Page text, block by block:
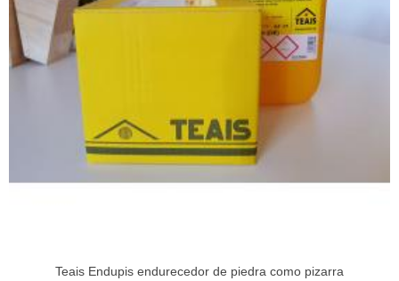
Teais Endupis endurecedor de piedra como pizarra